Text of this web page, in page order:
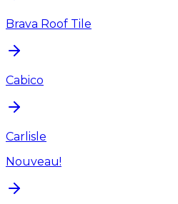
Brava Roof Tile
Cabico
Carlisle
Nouveau!